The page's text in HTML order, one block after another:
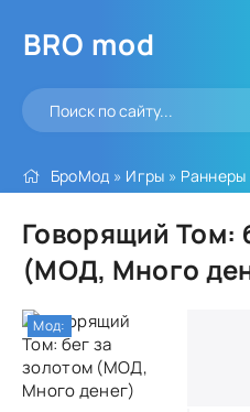
BRO mod
БроМод » Игры » Раннеры
Говорящий Том:
(МОД, Много
Мод: